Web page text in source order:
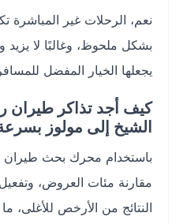
نعم، الرحلات غير المباشرة تكون
بشكل ملحوظ، وغالبًا لا يزيد وقت
يجعلها الخيار المفضل للمسافرين
كيف أجد تذاكر طيران
الشيخ إلى مولوز بسرعة؟
باستخدام محرك بحث طيران
مقارنة مئات العروض، وتفعيل
النتائج من الأرخص للأغلى، ما